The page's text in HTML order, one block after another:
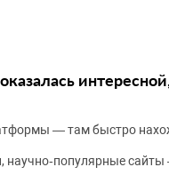
— там быстро
научно‑популярные